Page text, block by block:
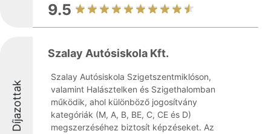
9.5
Díjazottak
Szalay Autósiskola Kft.
Szalay Autósiskola Szigetszentmiklóson,
valamint Halásztelken és Szigethalomban
működik, ahol különböző jogosítvány
kategóriák (M, A, B, BE, C, CE és D)
megszerzéséhez biztosít képzéseket. Az